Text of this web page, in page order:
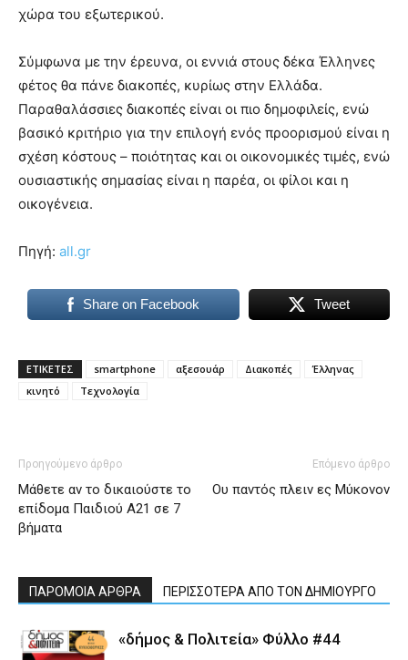
χώρα του εξωτερικού.
Σύμφωνα με την έρευνα, οι εννιά στους δέκα Έλληνες
φέτος θα πάνε διακοπές, κυρίως στην Ελλάδα.
Παραθαλάσσιες διακοπές είναι οι πιο δημοφιλείς, ενώ
βασικό κριτήριο για την επιλογή ενός προορισμού είναι η
σχέση κόστους – ποιότητας και οι οικονομικές τιμές, ενώ
ουσιαστικής σημασίας είναι η παρέα, οι φίλοι και η
οικογένεια.
Πηγή: all.gr
Share on Facebook Tweet
ΕΤΙΚΕΤΕΣ smartphone αξεσουάρ Διακοπές
Έλληνας
κινητό
Τεχνολογία
Προηγούμενο άρθρο
Μάθετε αν το δικαιούστε το
επίδομα Παιδιού Α21 σε 7
βήματα
Επόμενο άρθρο
Ου παντός πλειν ες Μύκονον
ΠΑΡΟΜΟΙΑ ΑΡΘΡΑ ΠΕΡΙΣΣΟΤΕΡΑ ΑΠΟ ΤΟΝ ΔΗΜΙΟΥΡΓΟ
«δήμος & Πολιτεία» Φύλλο #44